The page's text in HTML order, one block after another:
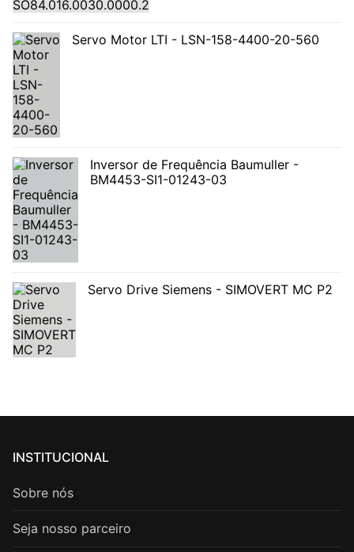
Servo Motor LTI - LSN-158-4400-20-560
Inversor de Frequência Baumuller -
BM4453-SI1-01243-03
Servo Drive Siemens - SIMOVERT MC P2
INSTITUCIONAL
Sobre nós
Seja nosso parceiro